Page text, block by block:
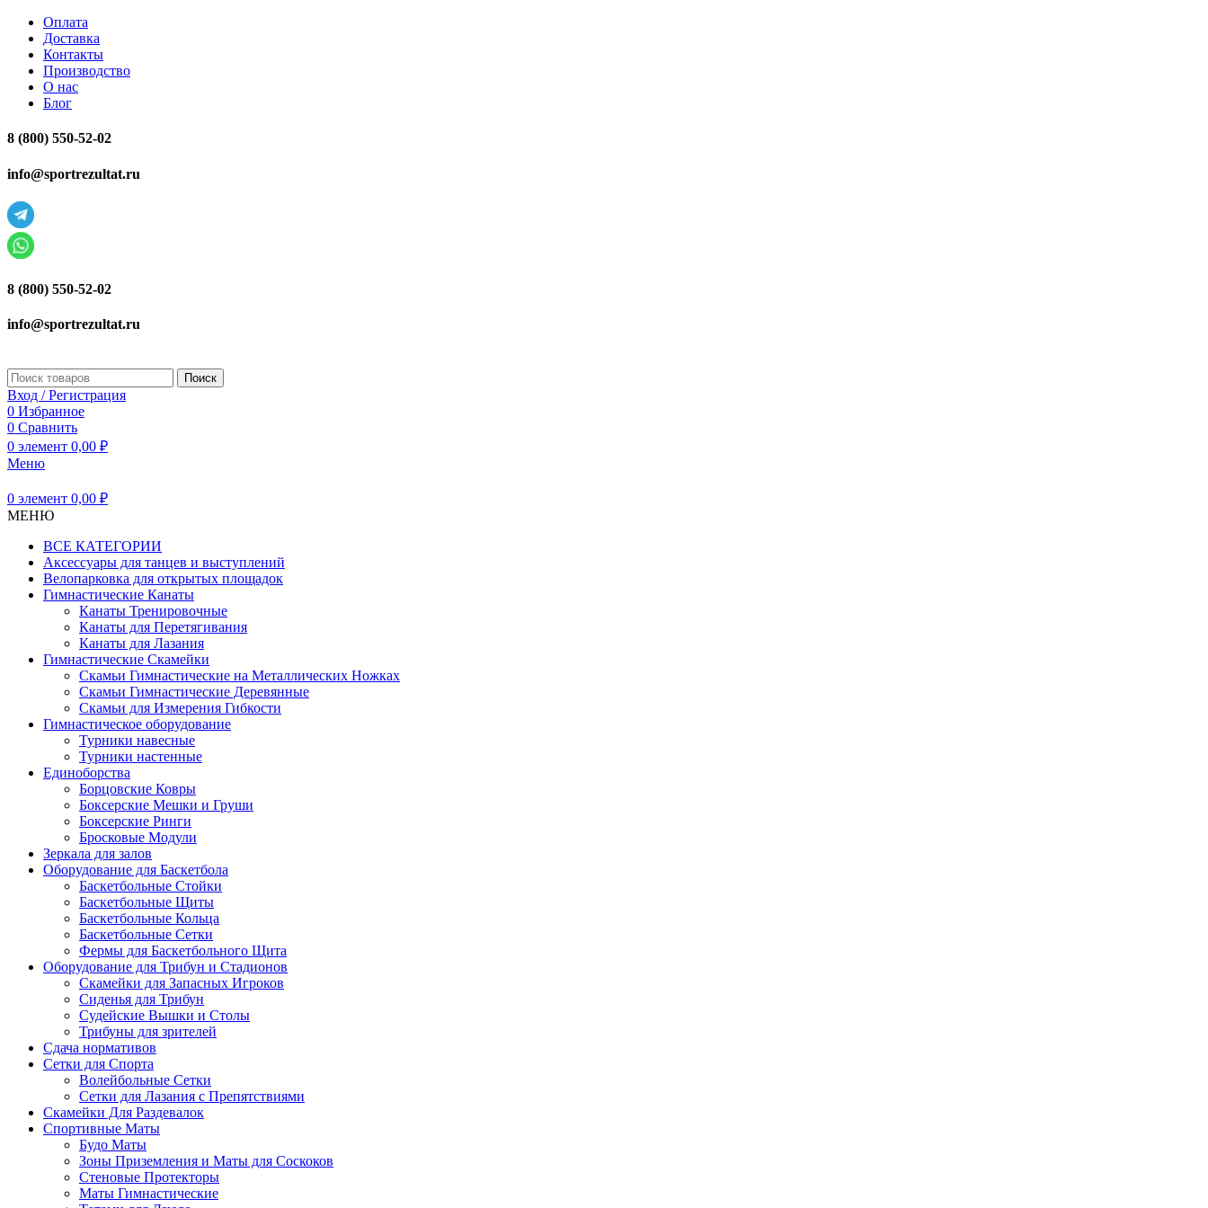
Оплата
Доставка
Контакты
Производство
О нас
Блог
8 (800) 550-52-02
info@sportrezultat.ru
8 (800) 550-52-02
info@sportrezultat.ru
Поиск
Вход / Регистрация
0 Избранное
0 Сравнить
0 элемент 0,00 ₽
Меню
0 элемент 0,00 ₽
МЕНЮ
ВСЕ КАТЕГОРИИ
Аксессуары для танцев и выступлений
Велопарковка для открытых площадок
Гимнастические Канаты
Канаты Тренировочные
Канаты для Перетягивания
Канаты для Лазания
Гимнастические Скамейки
Скамьи Гимнастические на Металлических Ножках
Скамьи Гимнастические Деревянные
Скамьи для Измерения Гибкости
Гимнастическое оборудование
Турники навесные
Турники настенные
Единоборства
Борцовские Ковры
Боксерские Мешки и Груши
Боксерские Ринги
Бросковые Модули
Зеркала для залов
Оборудование для Баскетбола
Баскетбольные Стойки
Баскетбольные Щиты
Баскетбольные Кольца
Баскетбольные Сетки
Фермы для Баскетбольного Щита
Оборудование для Трибун и Стадионов
Скамейки для Запасных Игроков
Сиденья для Трибун
Судейские Вышки и Столы
Трибуны для зрителей
Сдача нормативов
Сетки для Спорта
Волейбольные Сетки
Сетки для Лазания с Препятствиями
Скамейки Для Раздевалок
Спортивные Маты
Будо Маты
Зоны Приземления и Маты для Соскоков
Стеновые Протекторы
Маты Гимнастические